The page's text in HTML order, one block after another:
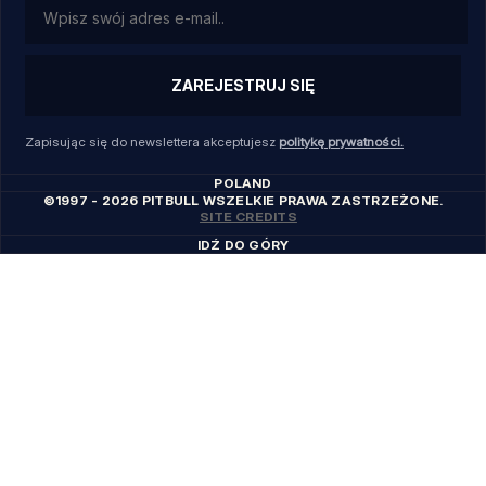
ZAREJESTRUJ SIĘ
Zapisując się do newslettera akceptujesz politykę prywatności.
POLAND
©1997 - 2026 PITBULL WSZELKIE PRAWA ZASTRZEŻONE.
SITE CREDITS
IDŹ DO GÓRY